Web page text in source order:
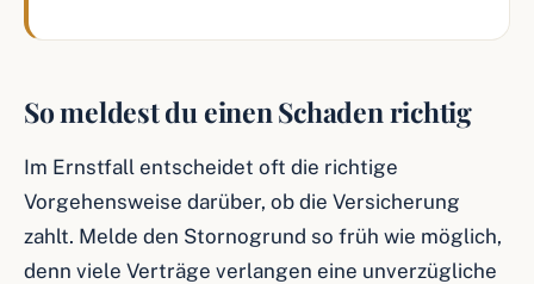
So meldest du einen Schaden richtig
Im Ernstfall entscheidet oft die richtige
Vorgehensweise darüber, ob die Versicherung
zahlt. Melde den Stornogrund so früh wie möglich,
denn viele Verträge verlangen eine unverzügliche